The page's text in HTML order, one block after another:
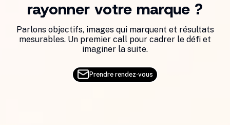
rayonner votre marque ?
Parlons objectifs, images qui marquent et résultats
mesurables. Un premier call pour cadrer le défi et
imaginer la suite.
Prendre rendez‑vous